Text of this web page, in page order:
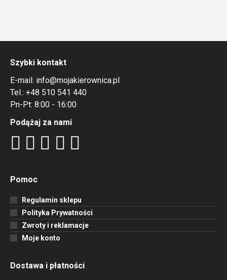
Szybki kontakt
E-mail: info@mojakierownica.pl
Tel.: +48 510 541 440
Pn-Pt: 8:00 - 16:00
Podążaj za nami
Pomoc
Regulamin sklepu
Polityka Prywatności
Zwroty i reklamacje
Moje konto
Dostawa i płatności